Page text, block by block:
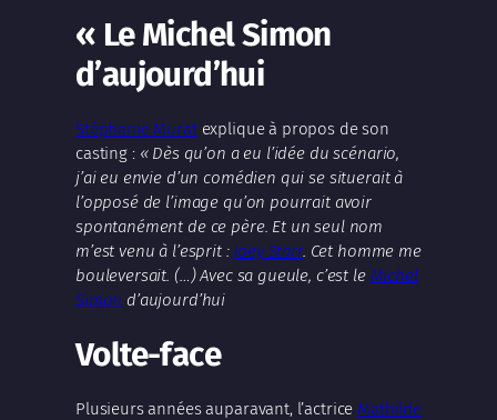
« Le Michel Simon
d’aujourd’hui
Stéphanie Muratexplique à propos de son
casting : « Dès qu’on a eu l’idée du scénario,
j’ai eu envie d’un comédien qui se situerait à
l’opposé de l’image qu’on pourrait avoir
spontanément de ce père. Et un seul nom
m’est venu à l’esprit : Joey Starr. Cet homme me
bouleversait. (…) Avec sa gueule, c’est le Michel
Simon d’aujourd’hui
Volte-face
Plusieurs années auparavant, l’actrice Mathilde